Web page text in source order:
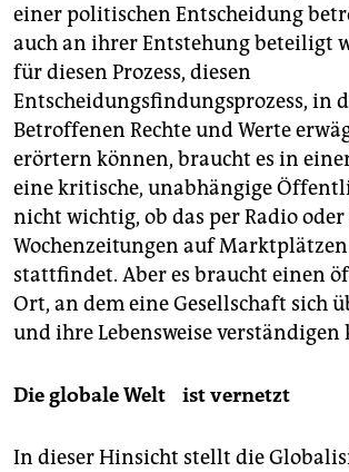
einer politischen Entscheidung
auch an ihrer Entstehung beteiligt
für diesen Prozess, diesen
Entscheidungsfindungsprozess, in
Betroffenen Rechte und Werte
erörtern können, braucht es in
eine kritische, unabhängige
nicht wichtig, ob das per Radio oder
Wochenzeitungen auf
stattfindet. Aber es braucht einen
Ort, an dem eine Gesellschaft sich
und ihre Lebensweise verständigen
Die globale Welt ist vernetzt
In dieser Hinsicht stellt die